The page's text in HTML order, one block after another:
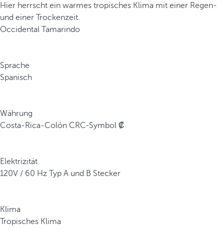
Hier herrscht ein warmes tropisches Klima mit einer Regen-
und einer Trockenzeit.
Occidental Tamarindo
Sprache
Spanisch
Währung
Costa-Rica-Colón CRC-Symbol ₡
Elektrizität
120V / 60 Hz Typ A und B Stecker
Klima
Tropisches Klima